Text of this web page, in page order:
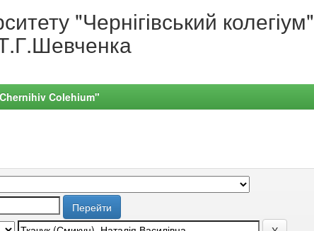
"Чернігівський колегіум"
Colehium"